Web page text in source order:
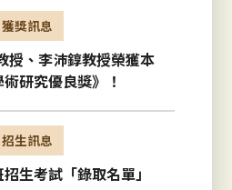
獲獎訊息
授、李沛錞教授榮獲本
研究優良獎》！
招生訊息
生考試「錄取名單」